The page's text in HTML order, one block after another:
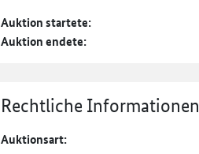
Auktion startete:
Auktion endete:
Rechtliche Informationen
Auktionsart: